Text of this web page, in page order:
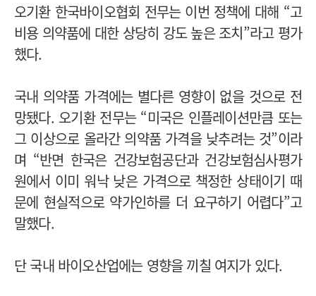
오기환 한국바이오협회 전무는 이번 정책에 대해 “고
비용 의약품에 대한 상당히 강도 높은 조치”라고 평가
했다.
국내 의약품 가격에는 별다른 영향이 없을 것으로 전
망됐다. 오기환 전무는 “미국은 인플레이션만큼 또는
그 이상으로 올라간 의약품 가격을 낮추려는 것”이라
며 “반면 한국은 건강보험공단과 건강보험심사평가
원에서 이미 워낙 낮은 가격으로 책정한 상태이기 때
문에 현실적으로 약가인하를 더 요구하기 어렵다”고
말했다.
단 국내 바이오산업에는 영향을 끼칠 여지가 있다.